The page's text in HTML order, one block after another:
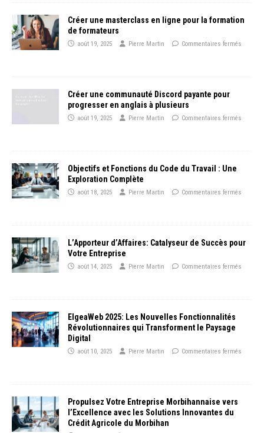
Créer une masterclass en ligne pour la formation
de formateurs
août 19, 2025 Pierre Martin Commentaires fermés
Créer une communauté Discord payante pour
progresser en anglais à plusieurs
août 19, 2025 Pierre Martin Commentaires fermés
Objectifs et Fonctions du Code du Travail : Une
Exploration Complète
août 18, 2025 Pierre Martin Commentaires fermés
L’Apporteur d’Affaires: Catalyseur de Succès pour
Votre Entreprise
août 14, 2025 Pierre Martin Commentaires fermés
ElgeaWeb 2025: Les Nouvelles Fonctionnalités
Révolutionnaires qui Transforment le Paysage
Digital
août 10, 2025 Pierre Martin Commentaires fermés
Propulsez Votre Entreprise Morbihannaise vers
l’Excellence avec les Solutions Innovantes du
Crédit Agricole du Morbihan